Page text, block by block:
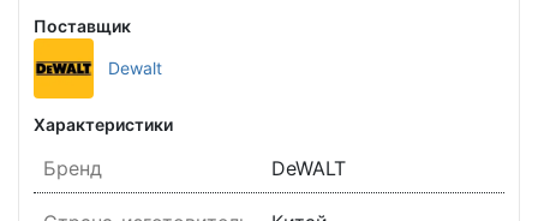
Поставщик
Dewalt
Характеристики
Бренд DeWALT